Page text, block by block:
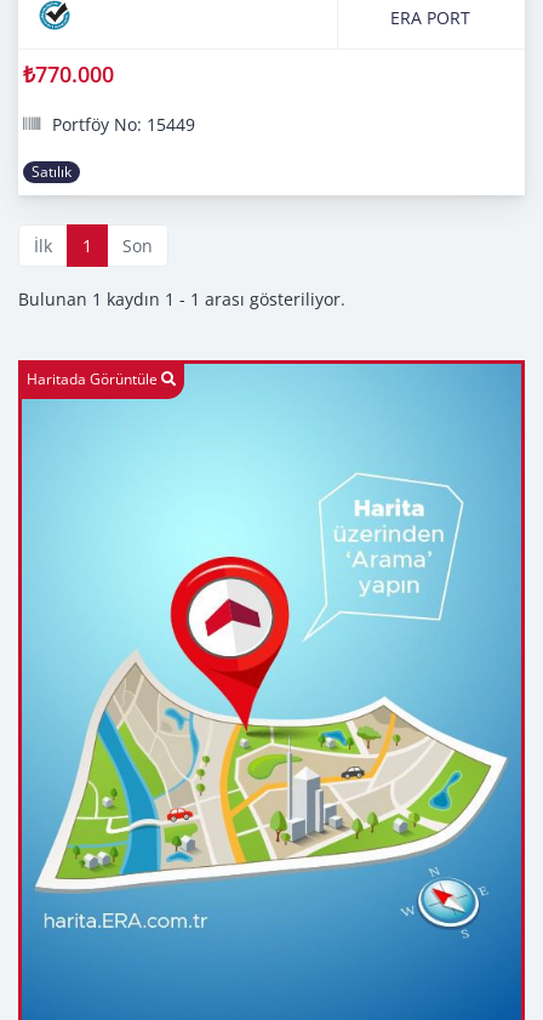
ERA PORT
₺770.000
Portföy No: 15449
Satılık
İlk 1 Son
Bulunan 1 kaydın 1 - 1 arası gösteriliyor.
Haritada Görüntüle